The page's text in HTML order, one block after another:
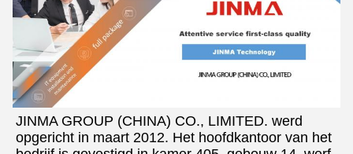
JINMA GROUP (CHINA) CO., LIMITED. werd
opgericht in maart 2012. Het hoofdkantoor van het